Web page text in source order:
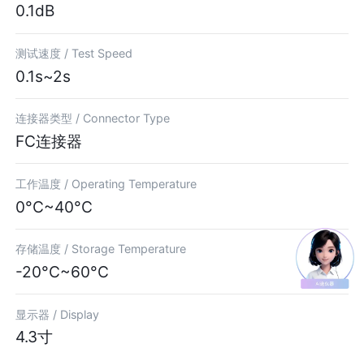
0.1dB
测试速度 /Test Speed
0.1s~2s
连接器类型 / Connector Type
FC连接器
工作温度 / Operating Temperature
0°C~40°C
存储温度 / Storage Temperature
-20°C~60°C
显示器 / Display
4.3寸